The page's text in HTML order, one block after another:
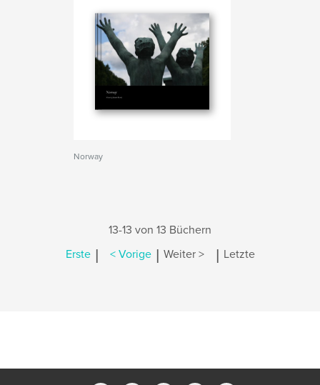
Norway
13-13 von 13 Büchern
Erste | < Vorige | Weiter > | Letzte